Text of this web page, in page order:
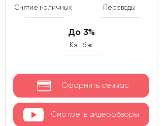
Снятие наличных Переводы
До 3%
Кэшбэк
Оформить сейчас
Смотреть видеообзоры